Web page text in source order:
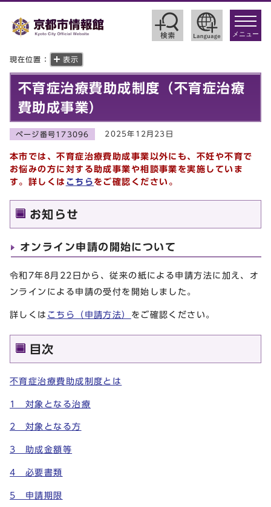
toggle
メニュー
現在位置： 表示
不育症治療費助成制度（不育症治療
費助成事業）
ページ番号173096 2025年12月23日
本市では、不育症治療費助成事業以外にも、不妊や不育で
お悩みの方に対する助成事業や相談事業を実施していま
す。詳しくは こちら をご確認ください 。
お知らせ
オンライン申請の開始について
令和7年8月22日から、従来の紙による申請方法に加え、オ
ンラインによる申請の受付を開始しました。
詳しくは こちら（申請方法） をご確認ください。
目次
不育症治療費助成制度とは
1 対象となる治療
2 対象となる方
3 助成金額等
4 必要書類
5 申請期限